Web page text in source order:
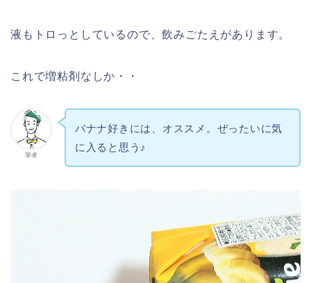
液もトロっとしているので、飲みごたえがあります。
これで増粘剤なしか・・
筆者
バナナ好きには、オススメ。ぜったいに気
に入ると思う♪